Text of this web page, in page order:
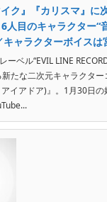
イク』『カリスマ』に
人目のキャラクター“
キャラクターボイスは
ーベル“EVIL LINE
たな二次元キャラクター
アイアドア)』。1月30日